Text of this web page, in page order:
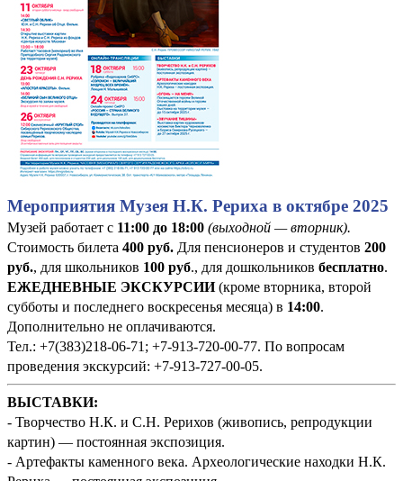
Мероприятия Музея Н.К. Рериха в октябре 2025
Музей работает с 11:00 до 18:00 (выходной — вторник).
Стоимость билета 400 руб. Для пенсионеров и студентов 200
руб., для школьников 100 руб., для дошкольников бесплатно.
ЕЖЕДНЕВНЫЕ ЭКСКУРСИИ(кроме вторника, второй
субботы и последнего воскресенья месяца) в 14:00.
Дополнительно не оплачиваются.
Тел.: +7(383)218-06-71; +7-913-720-00-77. По вопросам
проведения экскурсий: +7-913-727-00-05.
ВЫСТАВКИ:
- Творчество Н.К. и С.Н. Рерихов (живопись, репродукции
картин) — постоянная экспозиция.
- Артефакты каменного века. Археологические находки Н.К.